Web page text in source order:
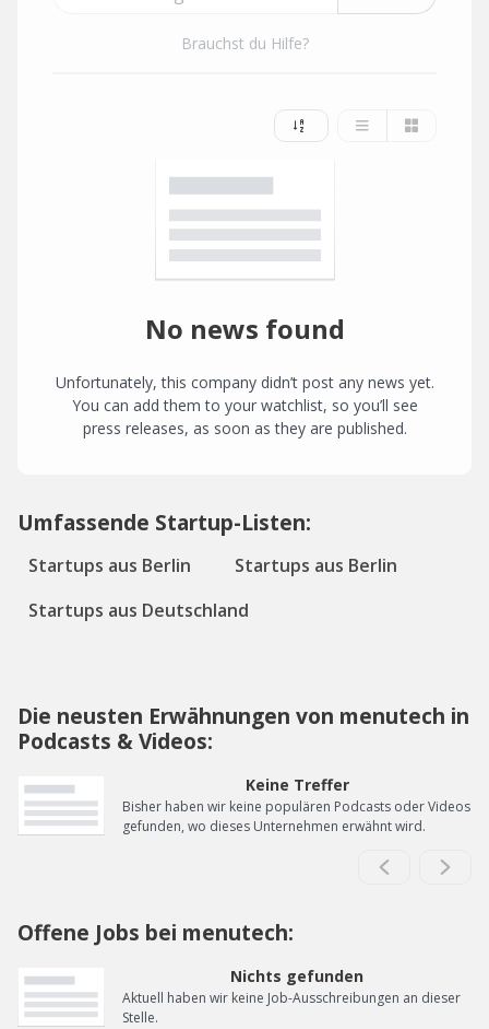
Brauchst du Hilfe?
No news found
Unfortunately, this company didn’t post any news yet.
You can add them to your watchlist, so you’ll see
press releases, as soon as they are published.
Umfassende Startup-Listen:
Startups aus Berlin
Startups aus Berlin
Startups aus Deutschland
Die neusten Erwähnungen von menutech in
Podcasts & Videos:
Keine Treffer
Bisher haben wir keine populären Podcasts oder Videos
gefunden, wo dieses Unternehmen erwähnt wird.
Offene Jobs bei menutech:
Nichts gefunden
Aktuell haben wir keine Job-Ausschreibungen an dieser
Stelle.